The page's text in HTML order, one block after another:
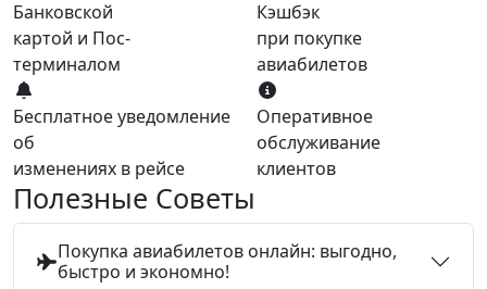
Банковской
картой и Пос-
терминалом
Кэшбэк
при покупке
авиабилетов
Бесплатное уведомление
об
изменениях в рейсе
Оперативное
обслуживание
клиентов
Полезные Советы
Покупка авиабилетов онлайн: выгодно,
быстро и экономно!